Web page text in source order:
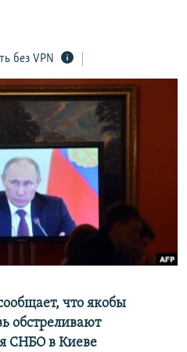
без VPN
что якобы
обстреливают
СНБО в Киеве